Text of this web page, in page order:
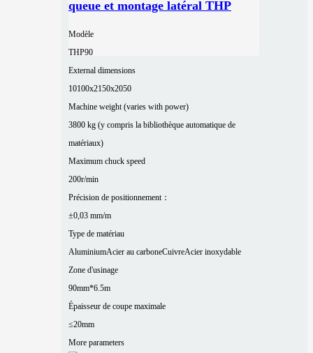
queue et montage latéral THP
Modèle
THP90
External dimensions
10100x2150x2050
Machine weight (varies with power)
3800 kg (y compris la bibliothèque automatique de
matériaux)
Maximum chuck speed
200r/min
Précision de positionnement：
±0,03 mm/m
Type de matériau
AluminiumAcier au carboneCuivreAcier inoxydable
Zone d'usinage
90mm*6.5m
Épaisseur de coupe maximale
≤20mm
More parameters